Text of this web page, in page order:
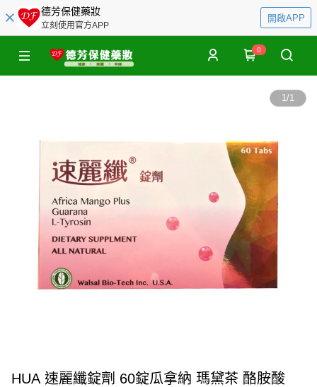
德芳保健藥妝
立刻使用官方APP
開啟APP
0
1/1
HUA 速麗纖錠劑 60錠瓜拿納 瑪黛茶 酪胺酸